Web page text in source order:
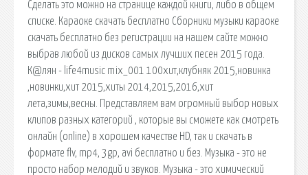
Сделать это можно на странице каждой книги, либо в общем
списке. Караоке скачать бесплатно Сборники музыки караоке
скачать бесплатно без регистрации на нашем сайте можно
выбрав любой из дисков самых лучших песен 2015 года.
К@лян - life4music mix_001 100хит,клубняк 2015,новинка
,новинки,хит 2015,хиты 2014,2015,2016,хит
лета,зимы,весны. Представляем вам огромный выбор новых
клипов разных категорий , которые вы сможете как смотреть
онлайн (online) в хорошем качестве HD, так и скачать в
формате flv, mp4, 3gp, avi бесплатно и без. Музыка - это не
просто набор мелодий и звуков. Музыка - это химический